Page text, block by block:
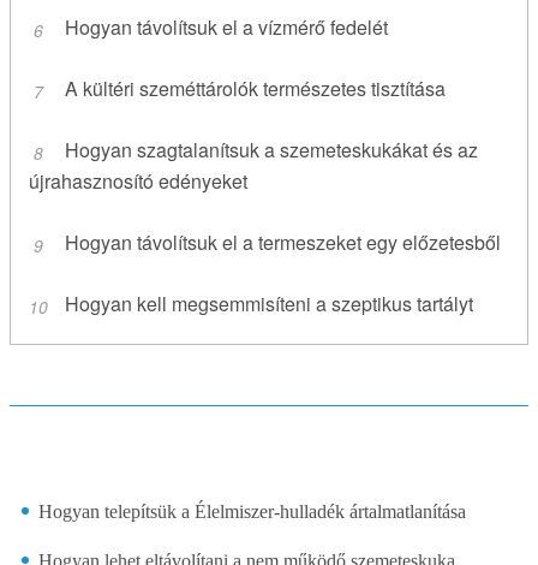
Hogyan távolítsuk el a vízmérő fedelét
A kültéri szeméttárolók természetes tisztítása
Hogyan szagtalanítsuk a szemeteskukákat és az
újrahasznosító edényeket
Hogyan távolítsuk el a termeszeket egy előzetesből
Hogyan kell megsemmisíteni a szeptikus tartályt
Hogyan telepítsük a Élelmiszer-hulladék ártalmatlanítása
Hogyan lehet eltávolítani a nem működő szemeteskuka